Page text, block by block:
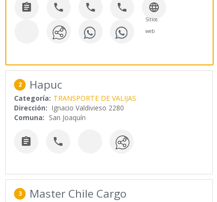
    
Sitios
web
2 Hapuc
Categoría: TRANSPORTE DE VALIJAS
Dirección: Ignacio Valdivieso 2280
Comuna: San Joaquín
 
3 Master Chile Cargo